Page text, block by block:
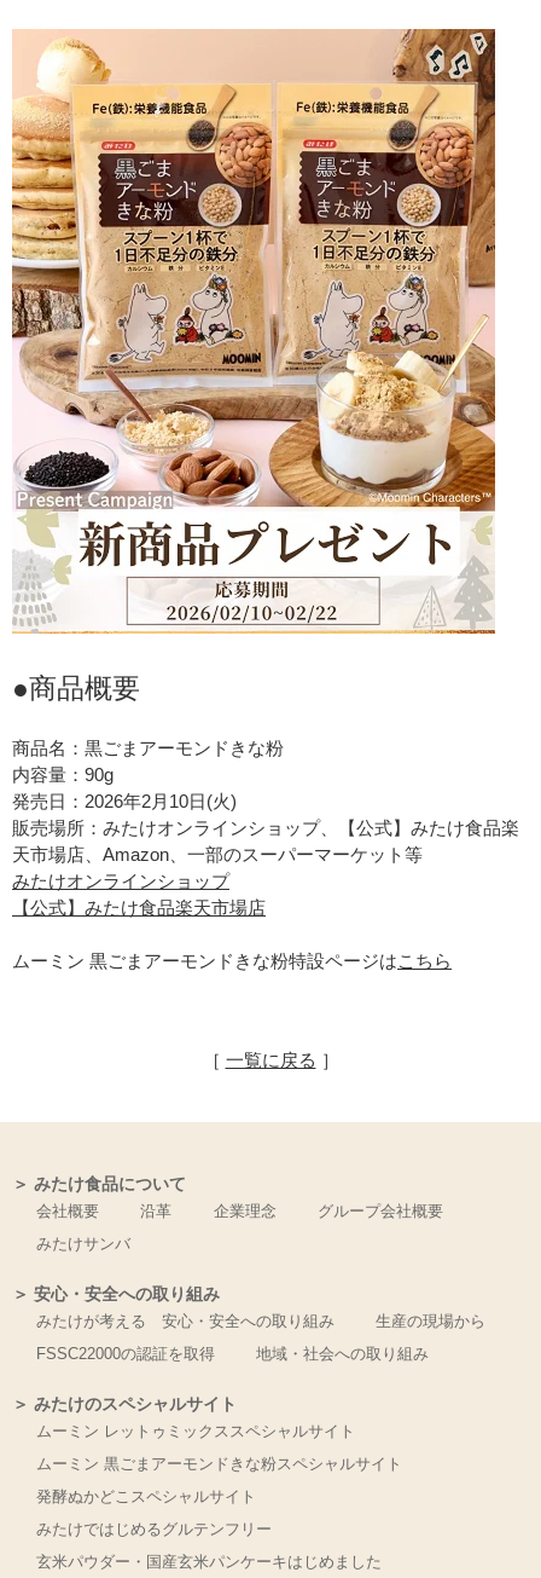
●商品概要
商品名：黒ごまアーモンドきな粉
内容量：90g
発売日：2026年2月10日(火)
販売場所：みたけオンラインショップ、【公式】みたけ食品楽
天市場店、Amazon、一部のスーパーマーケット等
みたけオンラインショップ
【公式】みたけ食品楽天市場店
ムーミン 黒ごまアーモンドきな粉特設ページはこちら
［ 一覧に戻る ］
＞ みたけ食品について
会社概要
沿革 企業理念
グループ会社概要
みたけサンバ
＞ 安心・安全への取り組み
みたけが考える 安心・安全への取り組み
生産の現場から
FSSC22000の認証を取得
地域・社会への取り組み
＞ みたけのスペシャルサイト
ムーミン レットゥミックススペシャルサイト
ムーミン 黒ごまアーモンドきな粉スペシャルサイト
発酵ぬかどこスペシャルサイト
みたけではじめるグルテンフリー
玄米パウダー・国産玄米パンケーキはじめました